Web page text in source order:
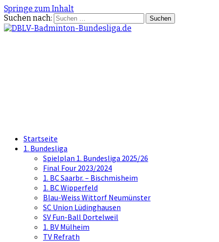
Springe zum Inhalt
Suchen nach:
Startseite
1. Bundesliga
Spielplan 1. Bundesliga 2025/26
Final Four 2023/2024
1. BC Saarbr. – Bischmisheim
1. BC Wipperfeld
Blau-Weiss Wittorf Neumünster
SC Union Lüdinghausen
SV Fun-Ball Dortelweil
1. BV Mülheim
TV Refrath